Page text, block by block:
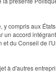
y compris aux
un accord
et du Conseil de
à d'autres